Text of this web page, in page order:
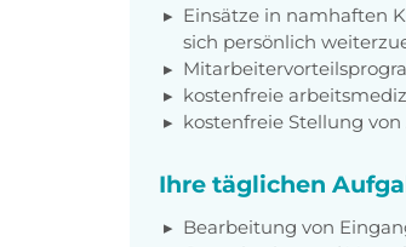
Einsätze in namhaften
sich persönlich
kostenfreie
kostenfreie Stellung
Ihre täglichen
Bearbeitung von